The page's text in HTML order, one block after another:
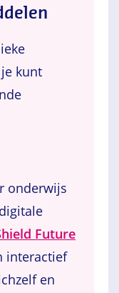
kunt
onderwijs
Future
interactief
en